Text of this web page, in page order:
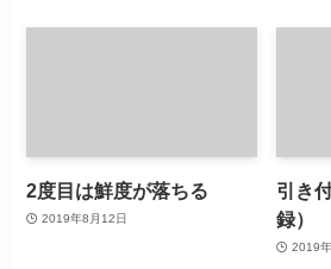
2度目は鮮度が落ちる
2019年8月12日
引き
録）
2019